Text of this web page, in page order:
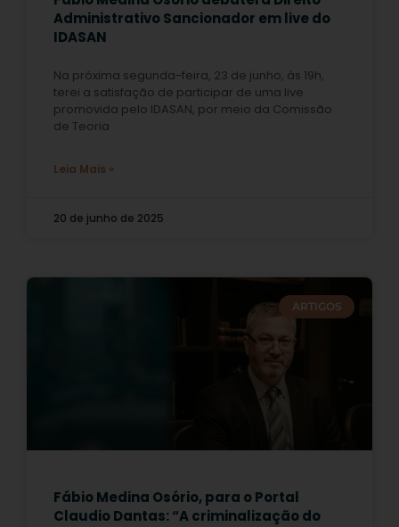
Administrativo Sancionador em live do
IDASAN
Na próxima segunda-feira, 23 de junho, às 19h,
terei a satisfação de participar de uma live
promovida pelo IDASAN, por meio da Comissão
de Teoria
Leia Mais »
20 de junho de 2025
ARTIGOS
Fábio Medina Osório, para o Portal
Claudio Dantas: “A criminalização do